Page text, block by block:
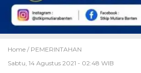
Home / PEMERINTAHAN
Sabtu, 14 Agustus 2021 - 02:48 WIB